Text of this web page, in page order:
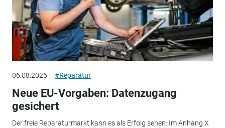
06.08.2026 #Reparatur
Neue EU-Vorgaben: Datenzugang
gesichert
Der freie Reparaturmarkt kann es als Erfolg sehen: Im Anhang X